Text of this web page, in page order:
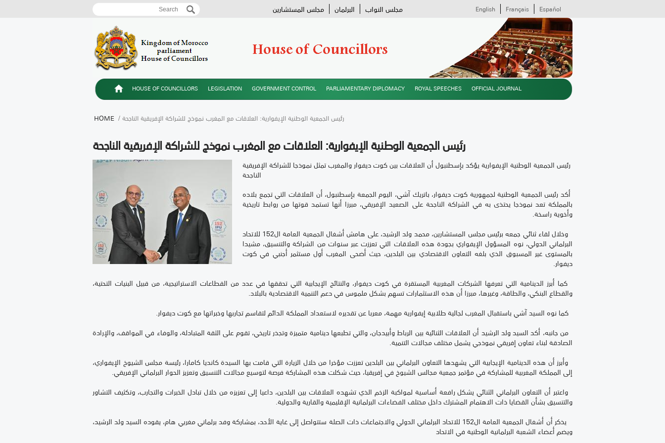
Search form
Search مجلس النواب البرلمان مجلس المستشارين Español
Français
English
HOUSE OF COUNCILLORS LEGISLATION GOVERNMENT CONTROL PARLIAMENTARY DIPLOMACY ROYAL SPEECHES OFFICIAL JOURNAL
HOME / رئيس الجمعية الوطنية الإيفوارية: العلاقات مع المغرب نموذج للشراكة الإفريقية الناجحة
رئيس الجمعية الوطنية الإيفوارية: العلاقات مع المغرب نموذج للشراكة الإفريقية الناجحة
رئيس الجمعية الوطنية الإيفوارية يؤكد بإسطنبول أن العلاقات بين كوت ديفوار والمغرب تمثل نموذجا للشراكة الإفريقية
الناجحة
أكد رئيس الجمعية الوطنية لجمهورية كوت ديفوار، باتريك آشي، اليوم الجمعة بإسطنبول، أن العلاقات التي تجمع بلاده
بالمملكة تعد نموذجا يحتذى به في الشراكة الناجحة على الصعيد الإفريقي، مبرزا أنها تستمد قوتها من روابط تاريخية
وأخوية راسخة.
وخلال لقاء ثنائي جمعه برئيس مجلس المستشارين، محمد ولد الرشيد، على هامش أشغال الجمعية العامة ال152 للاتحاد
البرلماني الدولي، نوه المسؤول الإيفواري بجودة هذه العلاقات التي تعززت عبر سنوات من الشراكة والتنسيق، مشيدا
بالمستوى غير المسبوق الذي بلغه التعاون الاقتصادي بين البلدين، حيث أضحى المغرب أول مستثمر أجنبي في كوت
ديفوار.
كما أبرز الدينامية التي تعرفها الشركات المغربية المستقرة في كوت ديفوار، والنتائج الإيجابية التي تحققها في عدد من القطاعات الاستراتيجية، من قبيل البنيات التحتية،
والقطاع البنكي، والطاقة، وغيرها، مبرزا أن هذه الاستثمارات تسهم بشكل ملموس في دعم التنمية الاقتصادية بالبلاد.
كما نوه السيد آشي باستقبال المغرب لجالية طلابية إيفوارية مهمة، معربا عن تقديره لاستعداد المملكة الدائم لتقاسم تجاربها وخبراتها مع كوت ديفوار.
من جانبه، أكد السيد ولد الرشيد أن العلاقات الثنائية بين الرباط وأبيدجان، والتي تطبعها دينامية متميزة وتجذر تاريخي، تقوم على الثقة المتبادلة، والوفاء في المواقف، والإرادة
الصادقة لبناء تعاون إفريقي نموذجي يشمل مختلف مجالات التنمية.
وأبرز أن هذه الدينامية الإيجابية التي يشهدها التعاون البرلماني بين البلدين تعززت مؤخرا من خلال الزيارة التي قامت بها السيدة كانديا كامارا، رئيسة مجلس الشيوخ الإيفواري،
إلى المملكة المغربية للمشاركة في مؤتمر جمعية مجالس الشيوخ في إفريقيا، حيث شكلت هذه المشاركة فرصة لتوسيع مجالات التنسيق وتعزيز الحوار البرلماني الإفريقي.
واعتبر أن التعاون البرلماني الثنائي يشكل رافعة أساسية لمواكبة الزخم الذي تشهده العلاقات بين البلدين، داعيا إلى تعزيزه من خلال تبادل الخبرات والتجارب، وتكثيف التشاور
والتنسيق بشأن القضايا ذات الاهتمام المشترك داخل مختلف الفضاءات البرلمانية الإقليمية والقارية والدولية.
يذكر أن أشغال الجمعية العامة ال152 للاتحاد البرلماني الدولي والاجتماعات ذات الصلة ستتواصل إلى غاية الأحد، بمشاركة وفد برلماني مغربي هام، يقوده السيد ولد الرشيد،
ويضم أعضاء الشعبة البرلمانية الوطنية في الاتحاد